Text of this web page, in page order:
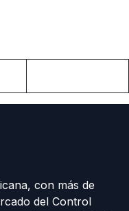
con más de
del Control